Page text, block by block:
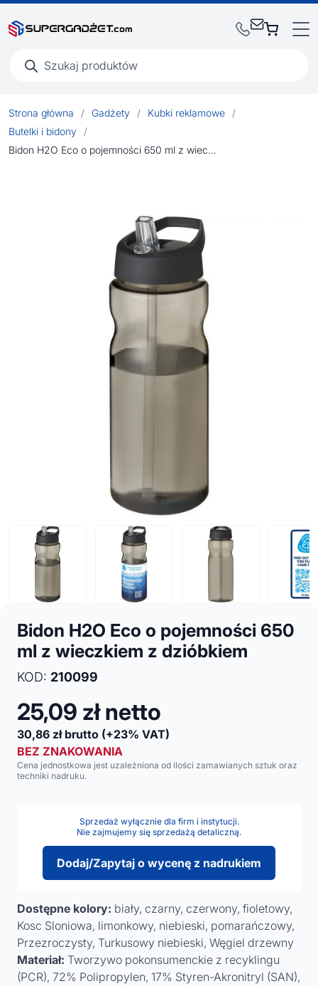
produktów
Strona główna / Gadżety / Kubki reklamowe
/
Butelki i bidony
/
Bidon H2O Eco o pojemności 650 ml z wieczkiem z dzióbkiem
Bidon H2O Eco o pojemności 650
ml z wieczkiem z dzióbkiem
KOD: 210099
25,09 zł netto
30,86 zł brutto (+23% VAT)
BEZ ZNAKOWANIA
Cena jednostkowa jest uzależniona od ilości zamawianych sztuk oraz
techniki nadruku.
Sprzedaż wyłącznie dla firm i instytucji.
Nie zajmujemy się sprzedażą detaliczną.
Dodaj/Zapytaj o wycenę z nadrukiem
Dostępne kolory: biały, czarny, czerwony, fioletowy,
Kosc Sloniowa, limonkowy, niebieski, pomarańczowy,
Przezroczysty, Turkusowy niebieski, Węgiel drzewny
Materiał: Tworzywo pokonsumenckie z recyklingu
(PCR), 72% Polipropylen, 17% Styren-Akronitryl (SAN),